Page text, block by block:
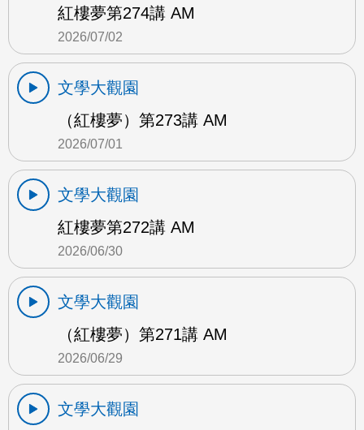
紅樓夢第274講 AM
2026/07/02
文學大觀園
（紅樓夢）第273講 AM
2026/07/01
文學大觀園
紅樓夢第272講 AM
2026/06/30
文學大觀園
（紅樓夢）第271講 AM
2026/06/29
文學大觀園